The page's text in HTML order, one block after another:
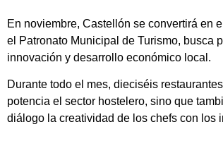
En noviembre, Castellón se convertirá en
el Patronato Municipal de Turismo, busca
innovación y desarrollo económico local.
Durante todo el mes, dieciséis
potencia el sector hostelero, sino que
diálogo la creatividad de los chefs con los